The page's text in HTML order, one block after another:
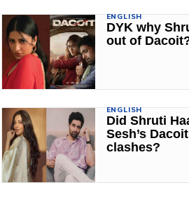
ENGLISH
DYK why
out of
ENGLISH
Did Shruti
Sesh’s
clashes?